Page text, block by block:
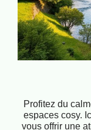
Profitez du
espaces cosy.
vous offrir une